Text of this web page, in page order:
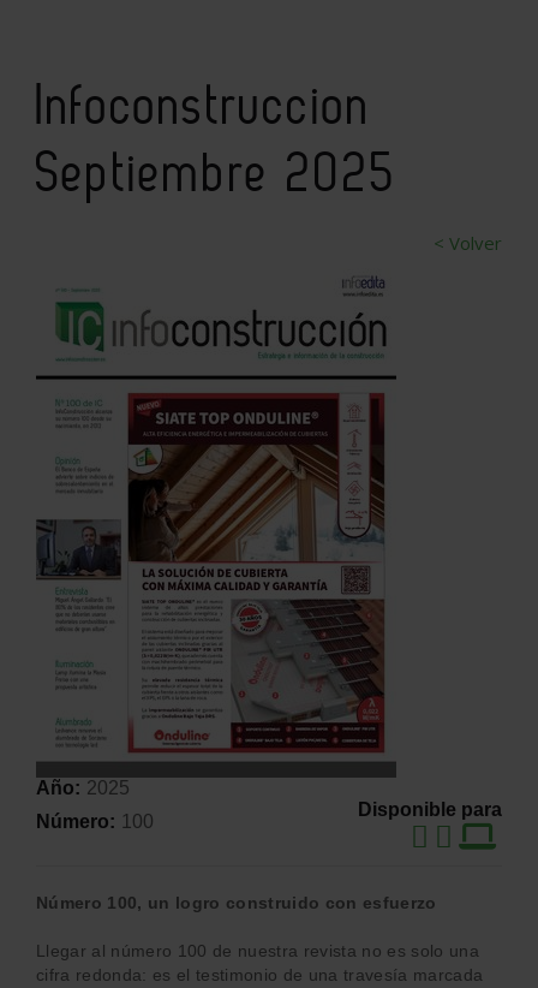
Infoconstruccion
Septiembre 2025
< Volver
Año
2025
Número
100
Disponible para
Número 100, un logro construido con esfuerzo
Llegar al número 100 de nuestra revista no es solo una
cifra redonda: es el testimonio de una travesía marcada